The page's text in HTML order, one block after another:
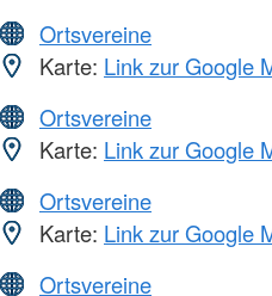
Ortsvereine
Karte: Link zur Google
Ortsvereine
Karte: Link zur Google
Ortsvereine
Karte: Link zur Google
Ortsvereine